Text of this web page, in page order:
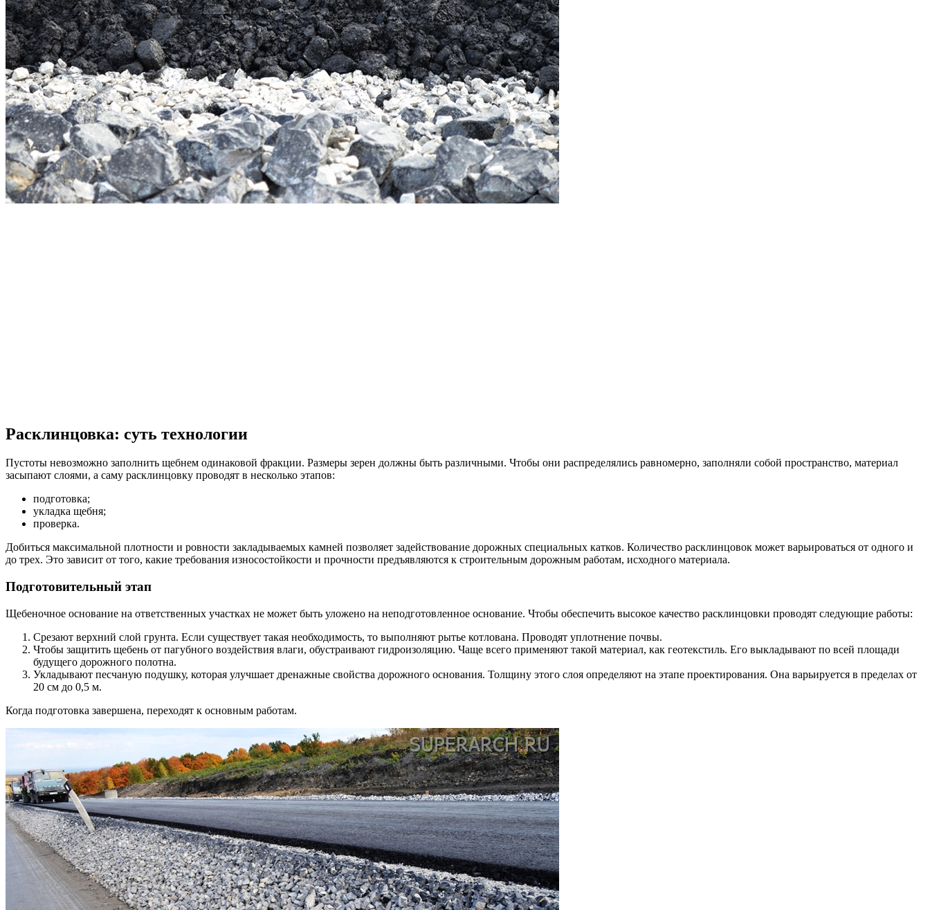
Расклинцовка: суть технологии
Пустоты невозможно заполнить щебнем одинаковой фракции. Размеры зерен должны быть различными. Чтобы они распределялись равномерно, заполняли собой пространство, материал
засыпают слоями, а саму расклинцовку проводят в несколько этапов:
подготовка;
укладка щебня;
проверка.
Добиться максимальной плотности и ровности закладываемых камней позволяет задействование дорожных специальных катков. Количество расклинцовок может варьироваться от одного и
до трех. Это зависит от того, какие требования износостойкости и прочности предъявляются к строительным дорожным работам, исходного материала.
Подготовительный этап
Щебеночное основание на ответственных участках не может быть уложено на неподготовленное основание. Чтобы обеспечить высокое качество расклинцовки проводят следующие работы:
Срезают верхний слой грунта. Если существует такая необходимость, то выполняют рытье котлована. Проводят уплотнение почвы.
Чтобы защитить щебень от пагубного воздействия влаги, обустраивают гидроизоляцию. Чаще всего применяют такой материал, как геотекстиль. Его выкладывают по всей площади
будущего дорожного полотна.
Укладывают песчаную подушку, которая улучшает дренажные свойства дорожного основания. Толщину этого слоя определяют на этапе проектирования. Она варьируется в пределах от
20 см до 0,5 м.
Когда подготовка завершена, переходят к основным работам.